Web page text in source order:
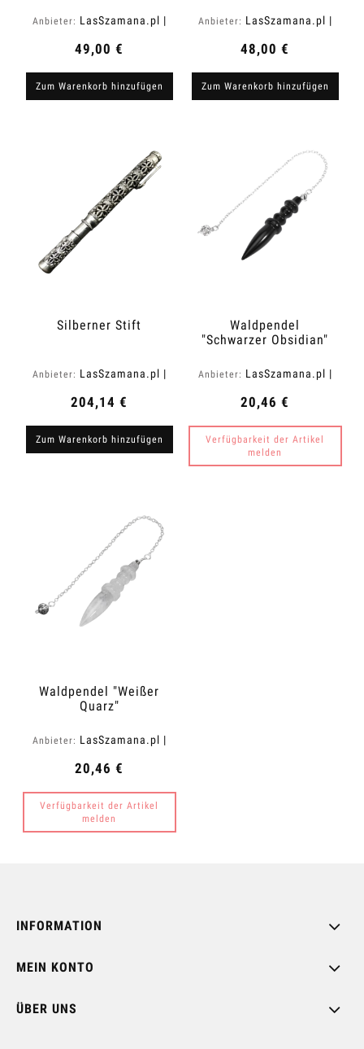
Anbieter: LasSzamana.pl |
49,00 €
Zum Warenkorb hinzufügen
Anbieter: LasSzamana.pl |
48,00 €
Zum Warenkorb hinzufügen
Silberner Stift
Anbieter: LasSzamana.pl |
204,14 €
Zum Warenkorb hinzufügen
Waldpendel
"Schwarzer Obsidian"
Anbieter: LasSzamana.pl |
20,46 €
Verfügbarkeit der Artikel
melden
Waldpendel "Weißer
Quarz"
Anbieter: LasSzamana.pl |
20,46 €
Verfügbarkeit der Artikel
melden
INFORMATION
MEIN KONTO
ÜBER UNS